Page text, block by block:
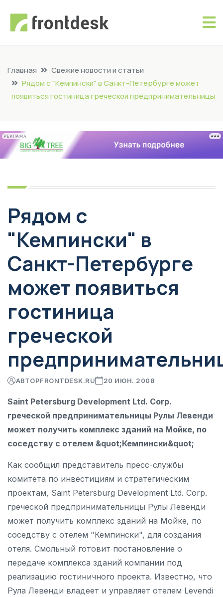
Главная
Свежие новости и статьи
Рядом с "Кемпински" в Санкт-Петербурге может
появиться гостиница греческой предпринимательницы
РЕКЛАМА
Рядом с
"Кемпински" в
Санкт-Петербурге
может появиться
гостиница
греческой
АВТОРFRONTDESK.RU 20 ИЮН. 2008
Saint Petersburg Development Ltd. Corp.
греческой предпринимательницы Рулы Левенди
может получить комплекс зданий на Мойке, по
соседству с отелем &quot;Кемпински&quot;
Как сообщил представитель пресс-службы
комитета по инвестициям и стратегическим
проектам, Saint Petersburg Development Ltd. Corp.
греческой предпринимательницы Рулы Левенди
может получить комплекс зданий на Мойке, по
соседству с отелем "Кемпински", для создания
отеля. Смольный готовит постановление о
передаче комплекса зданий компании под
реализацию гостиничного проекта. Известно, что
Рула Левенди владеет и управляет отелем Levendi